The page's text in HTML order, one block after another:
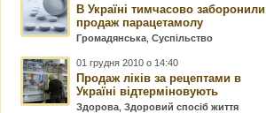
В Україні тимчасово заборонили
продаж парацетамолу
Громадянська ,Суспільство
01 грудня 2010 о 14:40
Продаж ліків за рецептами в
Україні відтерміновують
Здорова ,Здоровий спосіб життя